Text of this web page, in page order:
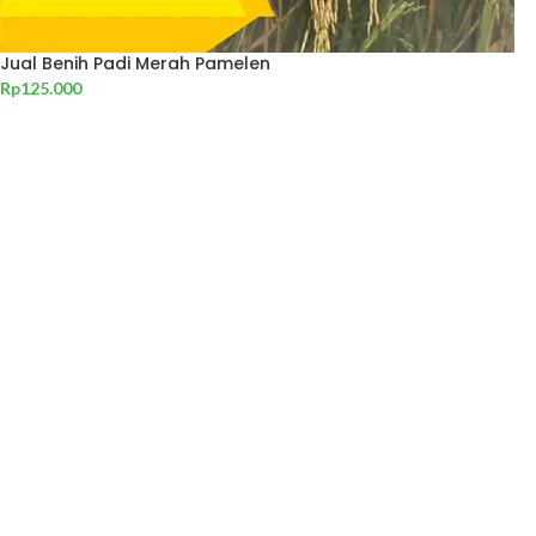
Jual Benih Padi Merah Pamelen
Rp125.000